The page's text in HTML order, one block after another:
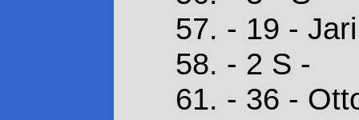
57. - 19 -
58. - 2 S -
61. - 36 -